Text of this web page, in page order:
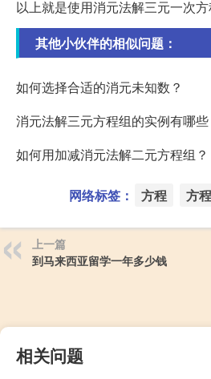
以上就是使用消元法解三元一次
其他小伙伴的相似问题：
如何选择合适的消元未知数？
消元法解三元方程组的实例有哪些
如何用加减消元法解二元方程组？
网络标签： 方程 方
上一篇
到马来西亚留学一年多少钱
相关问题